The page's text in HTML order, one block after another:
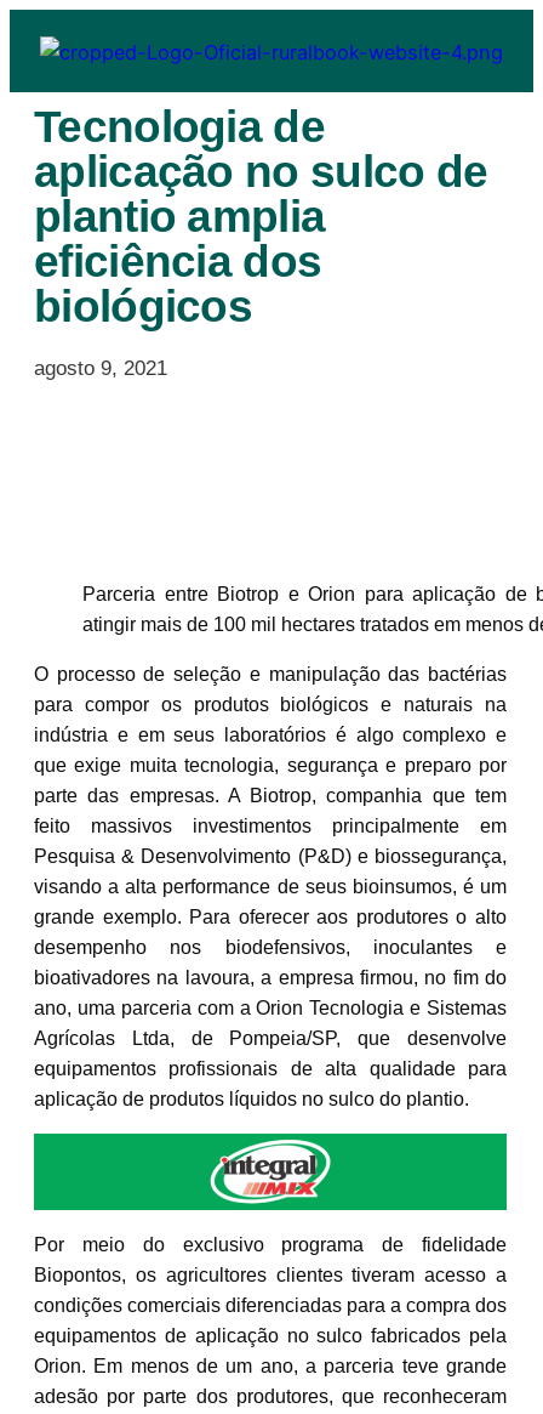
Tecnologia de
aplicação no sulco de
plantio amplia
eficiência dos
biológicos
agosto 9, 2021
Parceria entre Biotrop e Orion para aplicação de
atingir mais de 100 mil hectares tratados em menos
O processo de seleção e manipulação das bactérias
para compor os produtos biológicos e naturais na
indústria e em seus laboratórios é algo complexo e
que exige muita tecnologia, segurança e preparo por
parte das empresas. A Biotrop, companhia que tem
feito massivos investimentos principalmente em
Pesquisa & Desenvolvimento (P&D) e biossegurança,
visando a alta performance de seus bioinsumos, é um
grande exemplo. Para oferecer aos produtores o alto
desempenho nos biodefensivos, inoculantes e
bioativadores na lavoura, a empresa firmou, no fim do
ano, uma parceria com a Orion Tecnologia e Sistemas
Agrícolas Ltda, de Pompeia/SP, que desenvolve
equipamentos profissionais de alta qualidade para
aplicação de produtos líquidos no sulco do plantio.
Por meio do exclusivo programa de fidelidade
Biopontos, os agricultores clientes tiveram acesso a
condições comerciais diferenciadas para a compra dos
equipamentos de aplicação no sulco fabricados pela
Orion. Em menos de um ano, a parceria teve grande
adesão por parte dos produtores, que reconheceram